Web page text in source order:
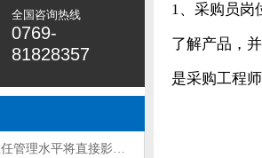
全国咨询热线
0769-
81828357
车间主任管理水平将直接影响东莞注塑件
1、采购员岗
了解产品，
是采购工程